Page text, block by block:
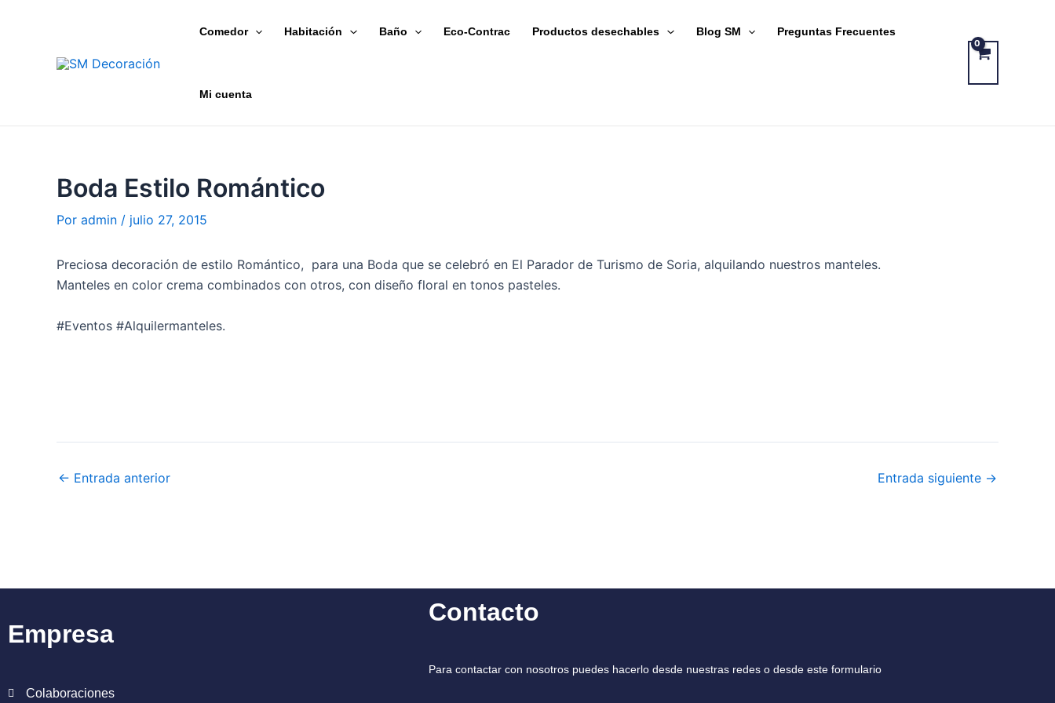
Comedor Habitación Baño Eco-Contrac Productos desechables Blog SM Preguntas Frecuentes
Mi cuenta
Boda Estilo Romántico
Por admin / julio 27, 2015
Preciosa decoración de estilo Romántico, para una Boda que se celebró en El Parador de Turismo de Soria, alquilando nuestros manteles.
Manteles en color crema combinados con otros, con diseño floral en tonos pasteles.
#Eventos #Alquilermanteles.
← Entrada anterior Entrada siguiente →
Empresa
Colaboraciones
Contacto
Para contactar con nosotros puedes hacerlo desde nuestras redes o desde este formulario